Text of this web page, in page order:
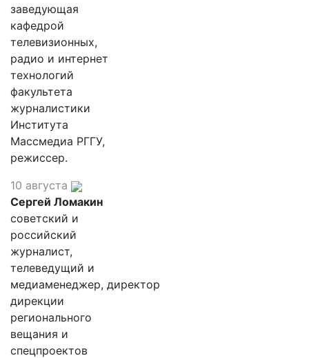
заведующая
кафедрой
телевизионных,
радио и интернет
технологий
факультета
журналистики
Института
Массмедиа РГГУ,
режиссер.
10 августа
Сергей Ломакин
советский и
российский
журналист,
телеведущий и
медиаменеджер, директор
дирекции
регионального
вещания и
спецпроектов